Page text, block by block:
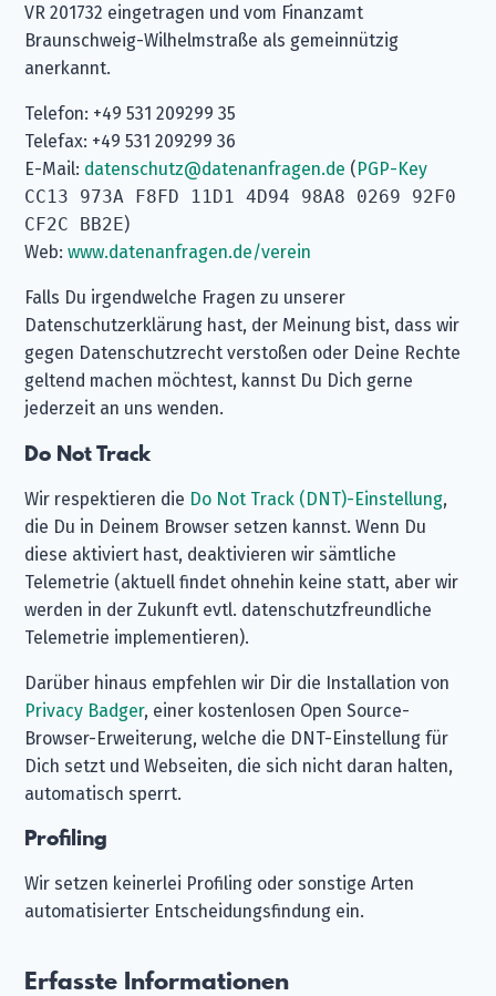
VR 201732 eingetragen und vom Finanzamt
Braunschweig-Wilhelmstraße als gemeinnützig
anerkannt.
Telefon: +49 531 209299 35
Telefax: +49 531 209299 36
E-Mail: datenschutz@datenanfragen.de (PGP-Key
CC13 973A F8FD 11D1 4D94 98A8 0269 92F0
CF2C BB2E)
Web:www.datenanfragen.de/verein
Falls Du irgendwelche Fragen zu unserer
Datenschutzerklärung hast, der Meinung bist, dass wir
gegen Datenschutzrecht verstoßen oder Deine Rechte
geltend machen möchtest, kannst Du Dich gerne
jederzeit an uns wenden.
Do Not Track
Wir respektieren die Do Not Track (DNT)-Einstellung,
die Du in Deinem Browser setzen kannst. Wenn Du
diese aktiviert hast, deaktivieren wir sämtliche
Telemetrie (aktuell findet ohnehin keine statt, aber wir
werden in der Zukunft evtl. datenschutzfreundliche
Telemetrie implementieren).
Darüber hinaus empfehlen wir Dir die Installation von
Privacy Badger, einer kostenlosen Open Source-
Browser-Erweiterung, welche die DNT-Einstellung für
Dich setzt und Webseiten, die sich nicht daran halten,
automatisch sperrt.
Profiling
Wir setzen keinerlei Profiling oder sonstige Arten
automatisierter Entscheidungsfindung ein.
Erfasste Informationen